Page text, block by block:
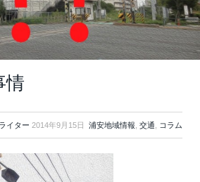
情
イター 2014年9月15日 浦安地域情報, 交通, コラム